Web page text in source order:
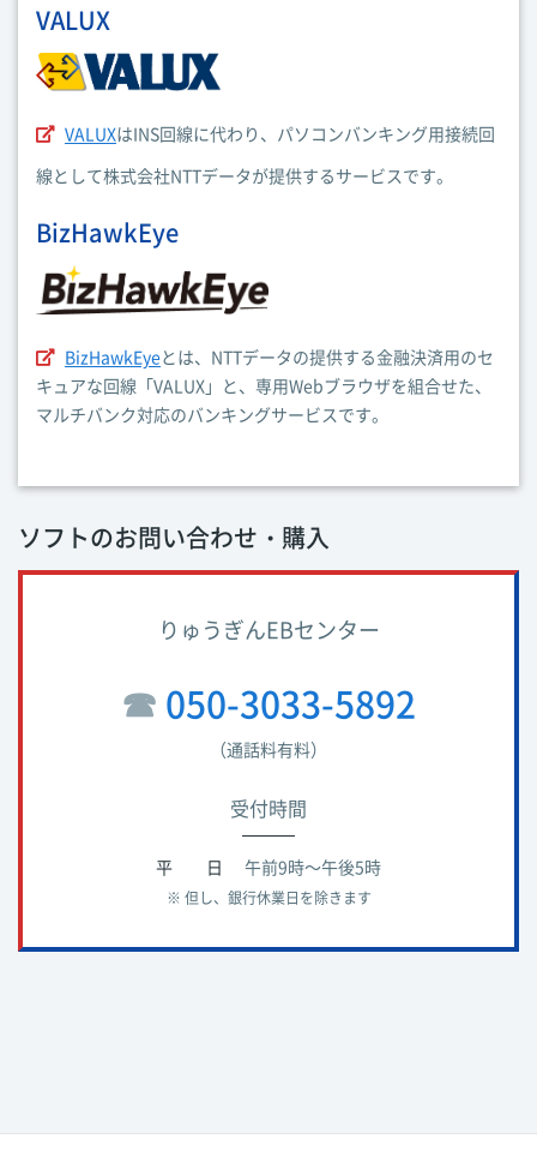
VALUX
VALUXはINS回線に代わり、パソコンバンキング用接続回
線として株式会社NTTデータが提供するサービスです。
BizHawkEye
BizHawkEyeとは、NTTデータの提供する金融決済用のセ
キュアな回線「VALUX」と、専用Webブラウザを組合せた、
マルチバンク対応のバンキングサービスです。
ソフトのお問い合わせ・購入
りゅうぎんEBセンター
☎︎ 050-3033-5892
（通話料有料）
受付時間
平 日 午前9時～午後5時
※ 但し、銀行休業日を除きます